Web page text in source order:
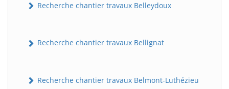
Recherche chantier travaux Belleydoux
Recherche chantier travaux Bellignat
Recherche chantier travaux Belmont-Luthézieu